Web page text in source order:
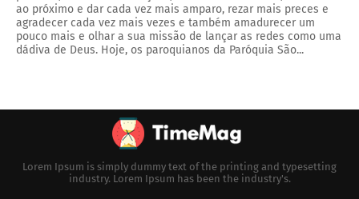
ao próximo e dar cada vez mais amparo, rezar mais preces e
agradecer cada vez mais vezes e também amadurecer um
pouco mais e olhar a sua missão de lançar as redes como uma
dádiva de Deus. Hoje, os paroquianos da Paróquia São...
Lorem Ipsum is simply dummy text of the printing and typesetting
industry. Lorem Ipsum has been the industry's.